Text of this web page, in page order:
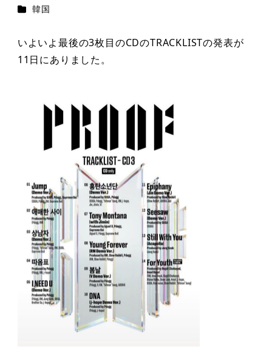
カテゴリー
韓国
いよいよ最後の3枚目のCDのTRACKLISTの発表が
11日にありました。